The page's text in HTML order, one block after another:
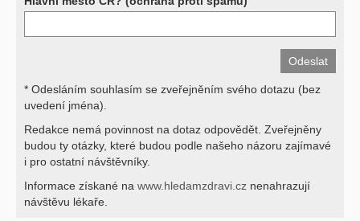
* Odesláním souhlasím se zveřejněním svého dotazu (bez
uvedení jména).
Redakce nemá povinnost na dotaz odpovědět. Zveřejněny
budou ty otázky, které budou podle našeho názoru zajímavé
i pro ostatní návštěvníky.
Informace získané na www.hledamzdravi.cz nenahrazují
návštěvu lékaře.